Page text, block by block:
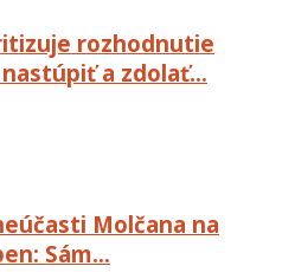
rozhodnutie
nastúpiť a zdolať…
Molčana na
Sám…